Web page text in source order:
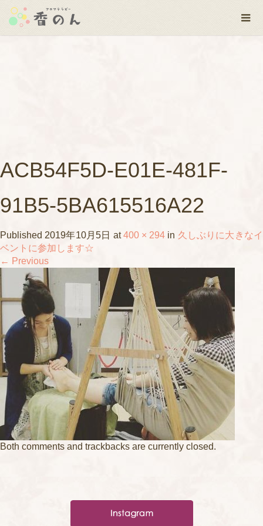
ACB54F5D-E01E-481F-
91B5-5BA615516A22
Published 2019年10月5日 at400 × 294 in 久しぶりに大きなイ
ベントに参加します☆
← Previous
Both comments and trackbacks are currently closed.